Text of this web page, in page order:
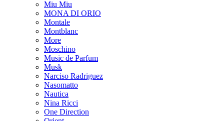
Miu Miu
MONA DI ORIO
Montale
Montblanc
More
Moschino
Music de Parfum
Musk
Narciso Radriguez
Nasomatto
Nautica
Nina Ricci
One Direction